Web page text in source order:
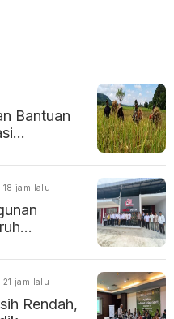
Bantuan
18 jam lalu
21 jam lalu
Rendah,